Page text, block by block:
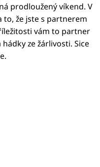
Vary
prodloužený víkend. V
to, že jste s partnerem
vám to partner
ze žárlivosti. Sice